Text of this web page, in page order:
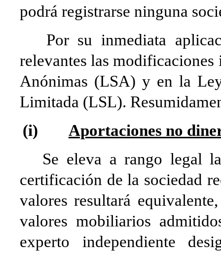
podrá registrarse ninguna
Por su inmediata
relevantes las
Anónimas (LSA) y en la
Limitada (LSL).
(i) Aportaciones no
Se eleva a rango legal la
certificación de la sociedad
valores resultará
valores mobiliarios
experto independiente